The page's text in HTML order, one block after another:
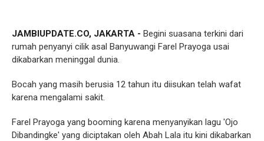
JAMBIUPDATE.CO, JAKARTA - Begini suasana terkini dari
rumah penyanyi cilik asal Banyuwangi Farel Prayoga usai
dikabarkan meninggal dunia.
Bocah yang masih berusia 12 tahun itu diisukan telah wafat
karena mengalami sakit.
Farel Prayoga yang booming karena menyanyikan lagu 'Ojo
Dibandingke' yang diciptakan oleh Abah Lala itu kini dikabarkan